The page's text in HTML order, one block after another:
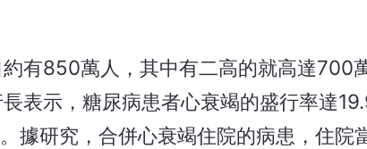
有850萬人，其中有二高的就高達700
表示，糖尿病患者心衰竭的盛行率達
據研究，合併心衰竭住院的病患，住院